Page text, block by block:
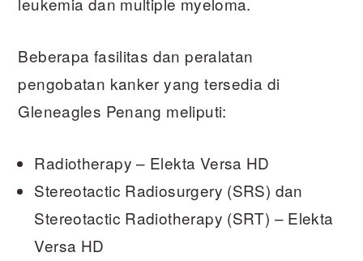
Beberapa fasilitas dan peralatan
pengobatan kanker yang tersedia di
Gleneagles Penang meliputi:
Radiotherapy – Elekta Versa HD
Stereotactic Radiosurgery (SRS) dan
Stereotactic Radiotherapy (SRT) – Elekta
Versa HD